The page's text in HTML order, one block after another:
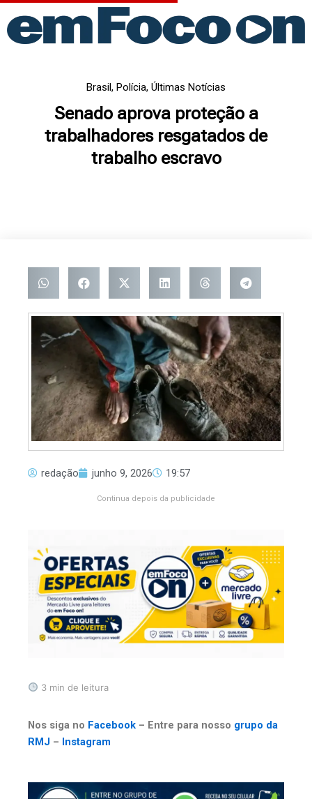
para
Brasil, Polícia, Últimas Notícias
Senado aprova proteção a
trabalhadores resgatados de
trabalho escravo
redação junho 9, 2026 19:57
Continua depois da publicidade
3 min de leitura
Nos siga no Facebook – Entre para nosso grupo da
RMJ – Instagram